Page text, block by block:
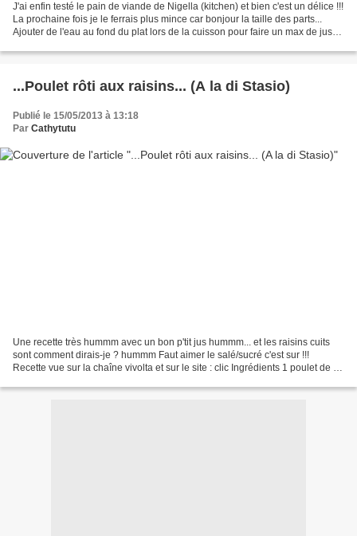
J'ai enfin testé le pain de viande de Nigella (kitchen) et bien c'est un délice !!!
La prochaine fois je le ferrais plus mince car bonjour la taille des parts...
Ajouter de l'eau au fond du plat lors de la cuisson pour faire un max de jus
...Poulet rôti aux raisins... (A la di Stasio)
Publié le 15/05/2013 à 13:18
Par Cathytutu
Une recette très hummm avec un bon p'tit jus hummm... et les raisins cuits
sont comment dirais-je ? hummm Faut aimer le salé/sucré c'est sur !!!
Recette vue sur la chaîne vivolta et sur le site : clic Ingrédients 1 poulet de 2